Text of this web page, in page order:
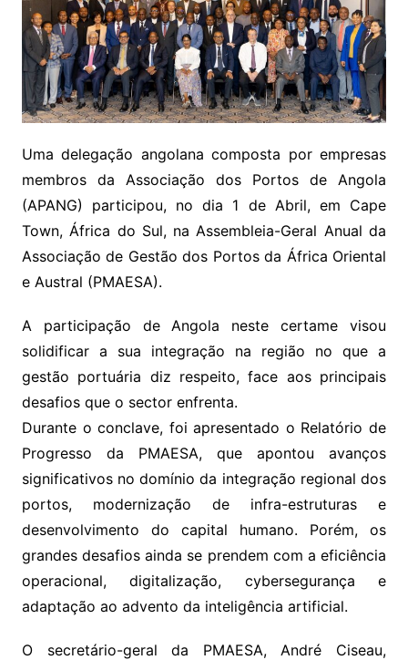
Uma delegação angolana composta por empresas
membros da Associação dos Portos de Angola
(APANG) participou, no dia 1 de Abril, em Cape
Town, África do Sul, na Assembleia-Geral Anual da
Associação de Gestão dos Portos da África Oriental
e Austral (PMAESA).
A participação de Angola neste certame visou
solidificar a sua integração na região no que a
gestão portuária diz respeito, face aos principais
desafios que o sector enfrenta.
Durante o conclave, foi apresentado o Relatório de
Progresso da PMAESA, que apontou avanços
significativos no domínio da integração regional dos
portos, modernização de infra-estruturas e
desenvolvimento do capital humano. Porém, os
grandes desafios ainda se prendem com a eficiência
operacional, digitalização, cybersegurança e
adaptação ao advento da inteligência artificial.
O secretário-geral da PMAESA, André Ciseau,